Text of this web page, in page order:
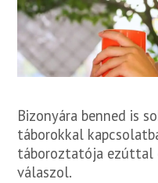
Bizonyára benned is
táborokkal
táboroztatója ezúttal
válaszol.